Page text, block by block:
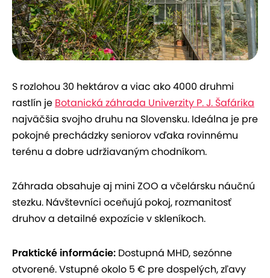
S rozlohou 30 hektárov a viac ako 4000 druhmi
rastlín je Botanická záhrada Univerzity P. J. Šafárika
najväčšia svojho druhu na Slovensku. Ideálna je pre
pokojné prechádzky seniorov vďaka rovinnému
terénu a dobre udržiavaným chodníkom.
Záhrada obsahuje aj mini ZOO a včelársku náučnú
stezku. Návštevníci oceňujú pokoj, rozmanitosť
druhov a detailné expozície v skleníkoch.
Praktické informácie: Dostupná MHD, sezónne
otvorené. Vstupné okolo 5 € pre dospelých, zľavy